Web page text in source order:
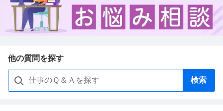
他の質問を探す
検索